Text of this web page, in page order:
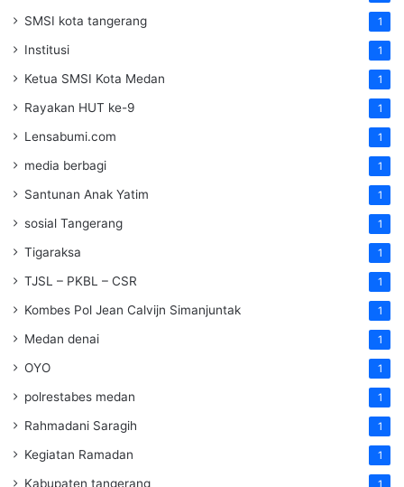
SMSI kota tangerang 1
Institusi 1
Ketua SMSI Kota Medan 1
Rayakan HUT ke-9 1
Lensabumi.com 1
media berbagi 1
Santunan Anak Yatim 1
sosial Tangerang 1
Tigaraksa 1
TJSL – PKBL – CSR 1
Kombes Pol Jean Calvijn Simanjuntak 1
Medan denai 1
OYO 1
polrestabes medan 1
Rahmadani Saragih 1
Kegiatan Ramadan 1
Kabupaten tangerang 1